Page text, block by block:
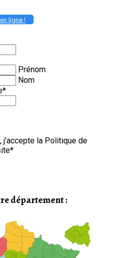
ligne !
Prénom
Nom
*
AAAA
j’accepte la Politique de
*
département :